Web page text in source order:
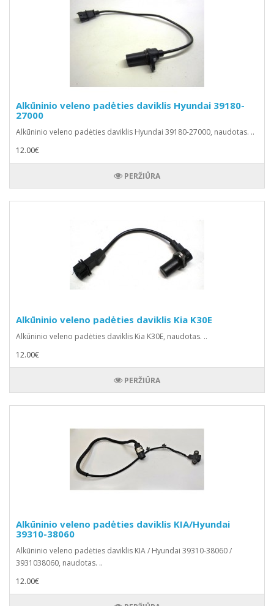
Alkūninio veleno padėties daviklis Hyundai 39180-
27000
Alkūninio veleno padėties daviklis Hyundai 39180-27000, naudotas. ..
12.00€
PERŽIŪRA
Alkūninio veleno padėties daviklis Kia K30E
Alkūninio veleno padėties daviklis Kia K30E, naudotas. ..
12.00€
PERŽIŪRA
Alkūninio veleno padėties daviklis KIA/Hyundai
39310-38060
Alkūninio veleno padėties daviklis KIA / Hyundai 39310-38060 /
3931038060, naudotas. ..
12.00€